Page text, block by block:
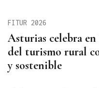
Asturias celebra
del turismo rural
y sostenible
FITUR 2026